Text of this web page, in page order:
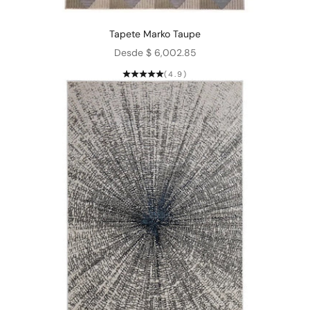
Tapete Marko Taupe
Precio de oferta
Desde $ 6,002.85
(4.9)